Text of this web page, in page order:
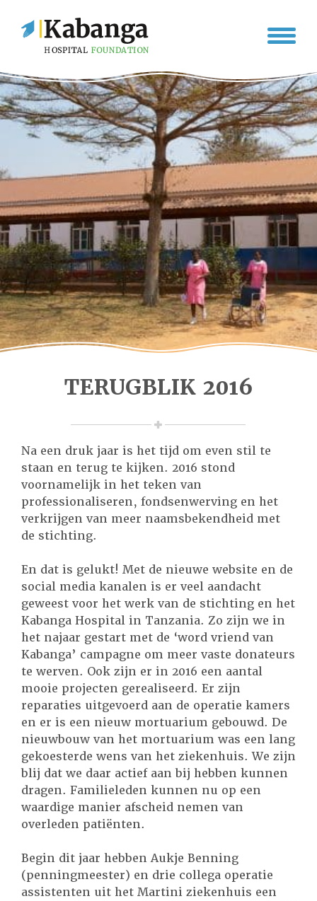
TERUGBLIK 2016
Na een druk jaar is het tijd om even stil te
staan en terug te kijken. 2016 stond
voornamelijk in het teken van
professionaliseren, fondsenwerving en het
verkrijgen van meer naamsbekendheid met
de stichting.
En dat is gelukt! Met de nieuwe website en de
social media kanalen is er veel aandacht
geweest voor het werk van de stichting en het
Kabanga Hospital in Tanzania. Zo zijn we in
het najaar gestart met de ‘word vriend van
Kabanga’ campagne om meer vaste donateurs
te werven. Ook zijn er in 2016 een aantal
mooie projecten gerealiseerd. Er zijn
reparaties uitgevoerd aan de operatie kamers
en er is een nieuw mortuarium gebouwd. De
nieuwbouw van het mortuarium was een lang
gekoesterde wens van het ziekenhuis. We zijn
blij dat we daar actief aan bij hebben kunnen
dragen. Familieleden kunnen nu op een
waardige manier afscheid nemen van
overleden patiënten.
Begin dit jaar hebben Aukje Benning
(penningmeester) en drie collega operatie
assistenten uit het Martini ziekenhuis een